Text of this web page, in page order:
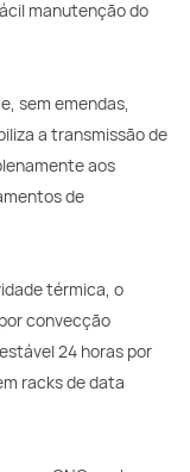
manutenção do
sem emendas,
a transmissão de
aos
de
térmica, o
convecção
24 horas por
racks de data